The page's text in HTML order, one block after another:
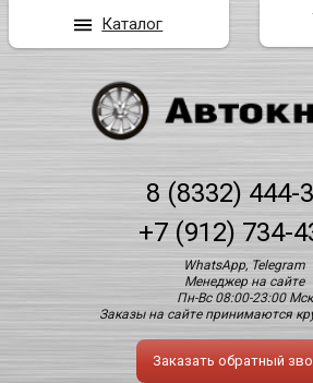
8 (8332) 444-
+7 (912) 734-
WhatsApp, Telegram
Менеджер на сайте
Пн-Вс 08:00-23:00 Мск
Заказы на сайте принимаются
Заказать обратный
Каталог